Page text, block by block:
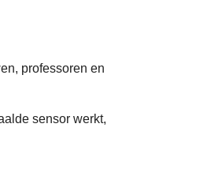
professoren en
sensor werkt,